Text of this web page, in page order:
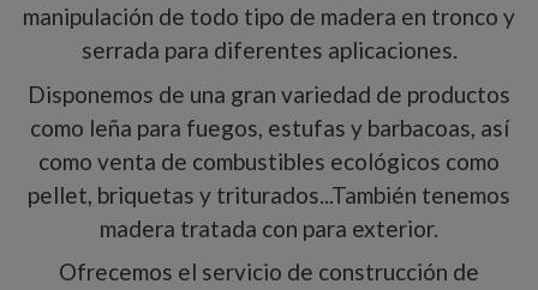
manipulación de todo tipo de madera en tronco y
serrada para diferentes aplicaciones.
Disponemos de una gran variedad de productos
como leña para fuegos, estufas y barbacoas, así
como venta de combustibles ecológicos como
pellet, briquetas y triturados...También tenemos
madera tratada con para exterior.
Ofrecemos el servicio de construcción de